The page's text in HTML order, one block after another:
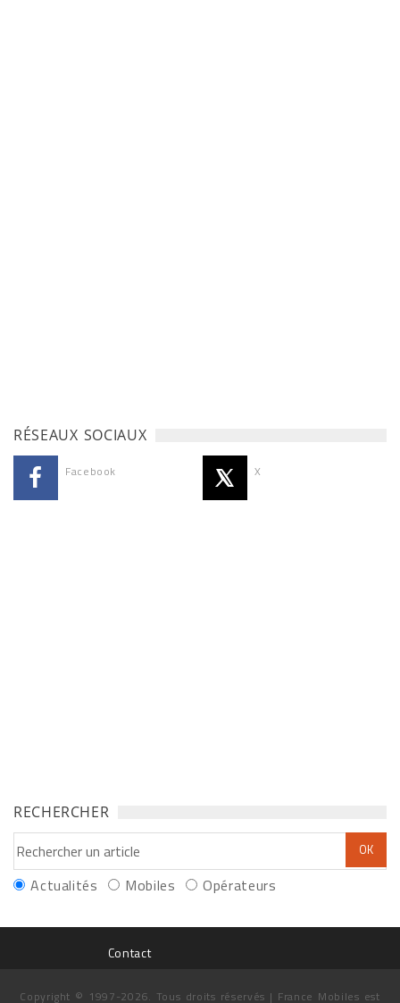
RÉSEAUX SOCIAUX
Facebook X
RECHERCHER
Actualités Mobiles Opérateurs
Contact
Copyright © 1997-2026. Tous droits réservés | France Mobiles est